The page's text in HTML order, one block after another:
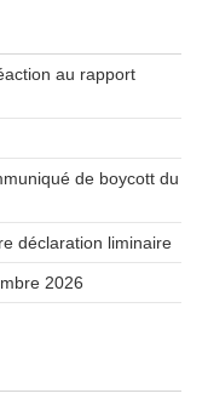
au rapport
de boycott du
déclaration liminaire
2026